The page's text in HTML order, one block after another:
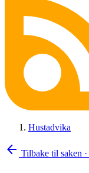
Hustadvika
arrow_back Tilbake til saken ·